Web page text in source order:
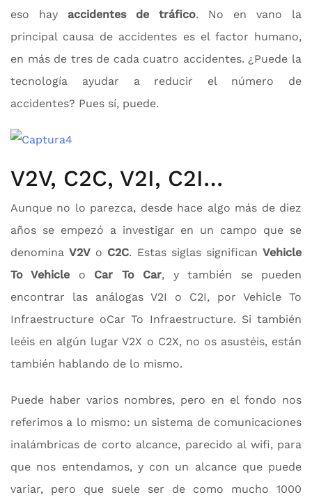
eso hay accidentes de tráfico. No en vano la
principal causa de accidentes es el factor humano,
en más de tres de cada cuatro accidentes. ¿Puede la
tecnología ayudar a reducir el número de
accidentes? Pues sí, puede.
V2V, C2C, V2I, C2I…
Aunque no lo parezca, desde hace algo más de diez
años se empezó a investigar en un campo que se
denominaV2V o C2C. Estas siglas significanVehicle
To Vehicle o Car To Car, y también se pueden
encontrar las análogas V2I o C2I, por Vehicle To
Infraestructure oCar To Infraestructure. Si también
leéis en algún lugar V2X o C2X, no os asustéis, están
también hablando de lo mismo.
Puede haber varios nombres, pero en el fondo nos
referimos a lo mismo: un sistema de comunicaciones
inalámbricas de corto alcance, parecido al wifi, para
que nos entendamos, y con un alcance que puede
variar, pero que suele ser de como mucho 1000